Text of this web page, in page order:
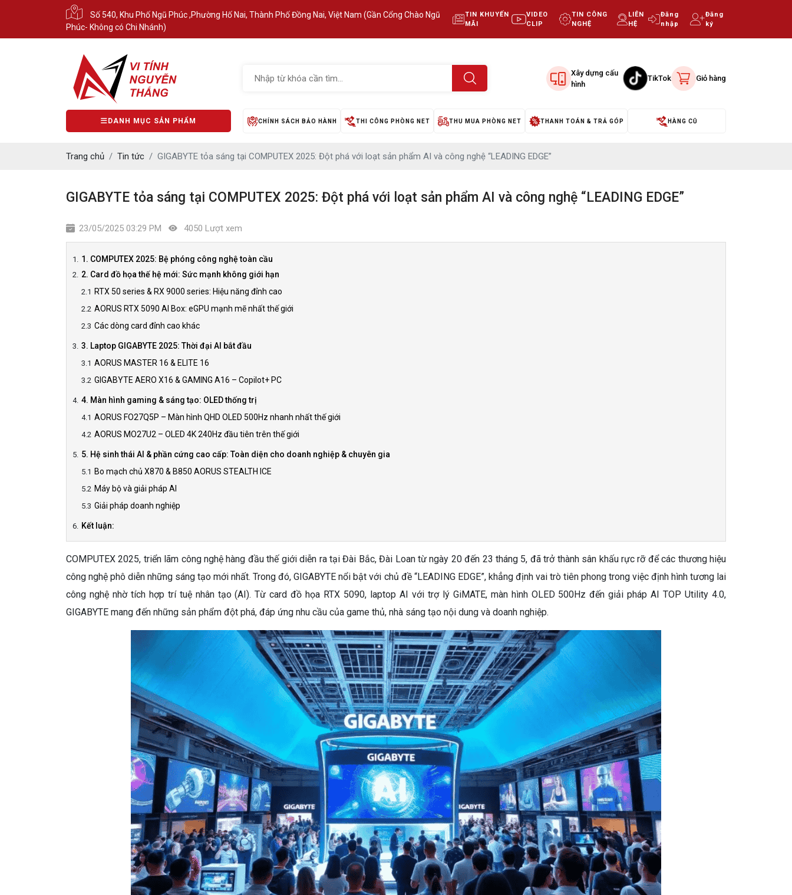
Số 540, Khu Phố Ngũ Phúc ,Phường Hố Nai, Thành Phố Đồng Nai, Việt Nam (Gần Cổng Chào Ngũ
Phúc- Không có Chi Nhánh)
TIN KHUYẾN
MÃI
VIDEO
CLIP
TIN CÔNG
NGHỆ
LIÊN
HỆ
Đăng
nhập
Đăng
ký
Xây dựng cấu
hình
TikTok Giỏ hàng
DANH MỤC SẢN PHẨM CHÍNH SÁCH BẢO HÀNH THI CÔNG PHÒNG NET THU MUA PHÒNG NET THANH TOÁN & TRẢ GÓP HÀNG CŨ
Trang chủ Tin tức GIGABYTE tỏa sáng tại COMPUTEX 2025: Đột phá với loạt sản phẩm AI và công nghệ “LEADING EDGE”
GIGABYTE tỏa sáng tại COMPUTEX 2025: Đột phá với loạt sản phẩm AI và công nghệ “LEADING EDGE”
23/05/2025 03:29 PM 4050 Lượt xem
1. COMPUTEX 2025: Bệ phóng công nghệ toàn cầu
2. Card đồ họa thế hệ mới: Sức mạnh không giới hạn
RTX 50 series & RX 9000 series: Hiệu năng đỉnh cao
AORUS RTX 5090 AI Box: eGPU mạnh mẽ nhất thế giới
Các dòng card đỉnh cao khác
3. Laptop GIGABYTE 2025: Thời đại AI bắt đầu
AORUS MASTER 16 & ELITE 16
GIGABYTE AERO X16 & GAMING A16 – Copilot+ PC
4. Màn hình gaming & sáng tạo: OLED thống trị
AORUS FO27Q5P – Màn hình QHD OLED 500Hz nhanh nhất thế giới
AORUS MO27U2 – OLED 4K 240Hz đầu tiên trên thế giới
5. Hệ sinh thái AI & phần cứng cao cấp: Toàn diện cho doanh nghiệp & chuyên gia
Bo mạch chủ X870 & B850 AORUS STEALTH ICE
Máy bộ và giải pháp AI
Giải pháp doanh nghiệp
Kết luận:
COMPUTEX 2025, triển lãm công nghệ hàng đầu thế giới diễn ra tại Đài Bắc, Đài Loan từ ngày 20 đến 23 tháng 5, đã trở thành sân khấu rực rỡ để các thương hiệu
công nghệ phô diễn những sáng tạo mới nhất. Trong đó, GIGABYTE nổi bật với chủ đề “LEADING EDGE”, khẳng định vai trò tiên phong trong việc định hình tương lai
công nghệ nhờ tích hợp trí tuệ nhân tạo (AI). Từ card đồ họa RTX 5090, laptop AI với trợ lý GiMATE, màn hình OLED 500Hz đến giải pháp AI TOP Utility 4.0,
GIGABYTE mang đến những sản phẩm đột phá, đáp ứng nhu cầu của game thủ, nhà sáng tạo nội dung và doanh nghiệp.